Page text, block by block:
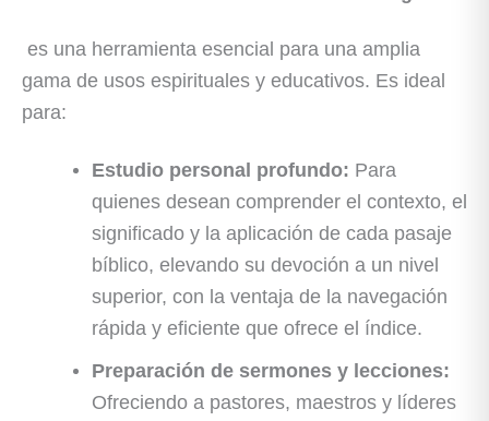
es una herramienta esencial para una amplia
gama de usos espirituales y educativos. Es ideal
para:
Estudio personal profundo: Para
quienes desean comprender el contexto, el
significado y la aplicación de cada pasaje
bíblico, elevando su devoción a un nivel
superior, con la ventaja de la navegación
rápida y eficiente que ofrece el índice.
Preparación de sermones y lecciones:
Ofreciendo a pastores, maestros y líderes